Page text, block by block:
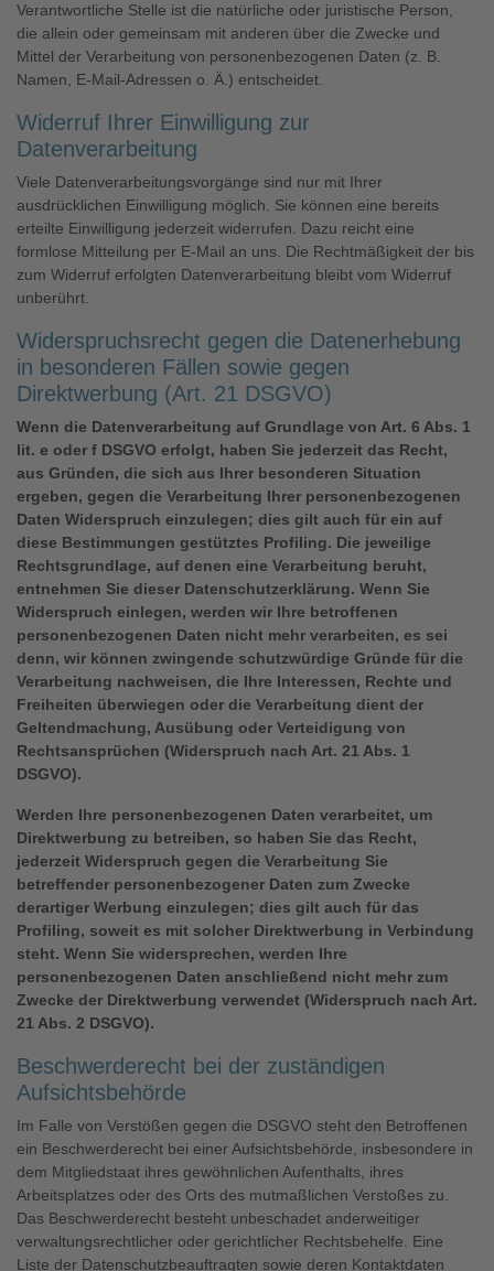
Verantwortliche Stelle ist die natürliche oder juristische Person,
die allein oder gemeinsam mit anderen über die Zwecke und
Mittel der Verarbeitung von personenbezogenen Daten (z. B.
Namen, E-Mail-Adressen o. Ä.) entscheidet.
Widerruf Ihrer Einwilligung zur
Datenverarbeitung
Viele Datenverarbeitungsvorgänge sind nur mit Ihrer
ausdrücklichen Einwilligung möglich. Sie können eine bereits
erteilte Einwilligung jederzeit widerrufen. Dazu reicht eine
formlose Mitteilung per E-Mail an uns. Die Rechtmäßigkeit der bis
zum Widerruf erfolgten Datenverarbeitung bleibt vom Widerruf
unberührt.
Widerspruchsrecht gegen die Datenerhebung
in besonderen Fällen sowie gegen
Direktwerbung (Art. 21 DSGVO)
Wenn die Datenverarbeitung auf Grundlage von Art. 6 Abs. 1
lit. e oder f DSGVO erfolgt, haben Sie jederzeit das Recht,
aus Gründen, die sich aus Ihrer besonderen Situation
ergeben, gegen die Verarbeitung Ihrer personenbezogenen
Daten Widerspruch einzulegen; dies gilt auch für ein auf
diese Bestimmungen gestütztes Profiling. Die jeweilige
Rechtsgrundlage, auf denen eine Verarbeitung beruht,
entnehmen Sie dieser Datenschutzerklärung. Wenn Sie
Widerspruch einlegen, werden wir Ihre betroffenen
personenbezogenen Daten nicht mehr verarbeiten, es sei
denn, wir können zwingende schutzwürdige Gründe für die
Verarbeitung nachweisen, die Ihre Interessen, Rechte und
Freiheiten überwiegen oder die Verarbeitung dient der
Geltendmachung, Ausübung oder Verteidigung von
Rechtsansprüchen (Widerspruch nach Art. 21 Abs. 1
DSGVO).
Werden Ihre personenbezogenen Daten verarbeitet, um
Direktwerbung zu betreiben, so haben Sie das Recht,
jederzeit Widerspruch gegen die Verarbeitung Sie
betreffender personenbezogener Daten zum Zwecke
derartiger Werbung einzulegen; dies gilt auch für das
Profiling, soweit es mit solcher Direktwerbung in Verbindung
steht. Wenn Sie widersprechen, werden Ihre
personenbezogenen Daten anschließend nicht mehr zum
Zwecke der Direktwerbung verwendet (Widerspruch nach Art.
21 Abs. 2 DSGVO).
Beschwerderecht bei der zuständigen
Aufsichtsbehörde
Im Falle von Verstößen gegen die DSGVO steht den Betroffenen
ein Beschwerderecht bei einer Aufsichtsbehörde, insbesondere in
dem Mitgliedstaat ihres gewöhnlichen Aufenthalts, ihres
Arbeitsplatzes oder des Orts des mutmaßlichen Verstoßes zu.
Das Beschwerderecht besteht unbeschadet anderweitiger
verwaltungsrechtlicher oder gerichtlicher Rechtsbehelfe. Eine
Liste der Datenschutzbeauftragten sowie deren Kontaktdaten